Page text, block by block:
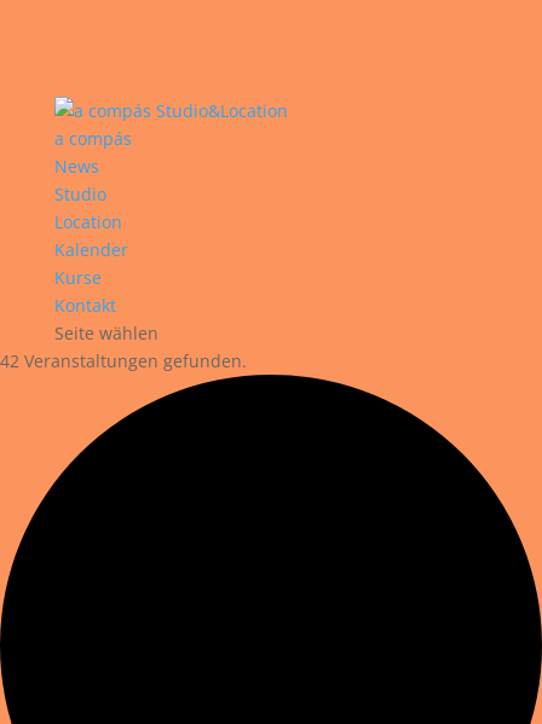
a compás
News
Studio
Location
Kalender
Kurse
Kontakt
Seite wählen
42 Veranstaltungen gefunden.